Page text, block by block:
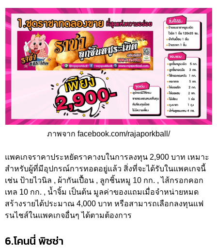
ภาพจาก facebook.com/rajaporkball/
แพคเกจราคาประหยัดราคางบในการลงทุน 2,900 บาท เหมาะ
สำหรับผู้ที่มีอุปกรณ์การทอดอยู่แล้ว สิ่งที่จะได้รับในแพคเกจนี้
เช่น ป้ายไวนิล , ผ้ากันเปื้อน , ลูกชิ้นหมู 10 กก. , ไส้กรอกคอก
เทล 10 กก. , น้ำจิ้ม เป็นต้น มูลค่าของแถมเมื่อจำหน่ายหมด
สร้างรายได้ประมาณ 4,000 บาท หรือสามารถเลือกลงทุนแฟ
รนไชส์ในแพคเกจอื่นๆ ได้ตามต้องการ
6.โคนนี่ พิซซ่า